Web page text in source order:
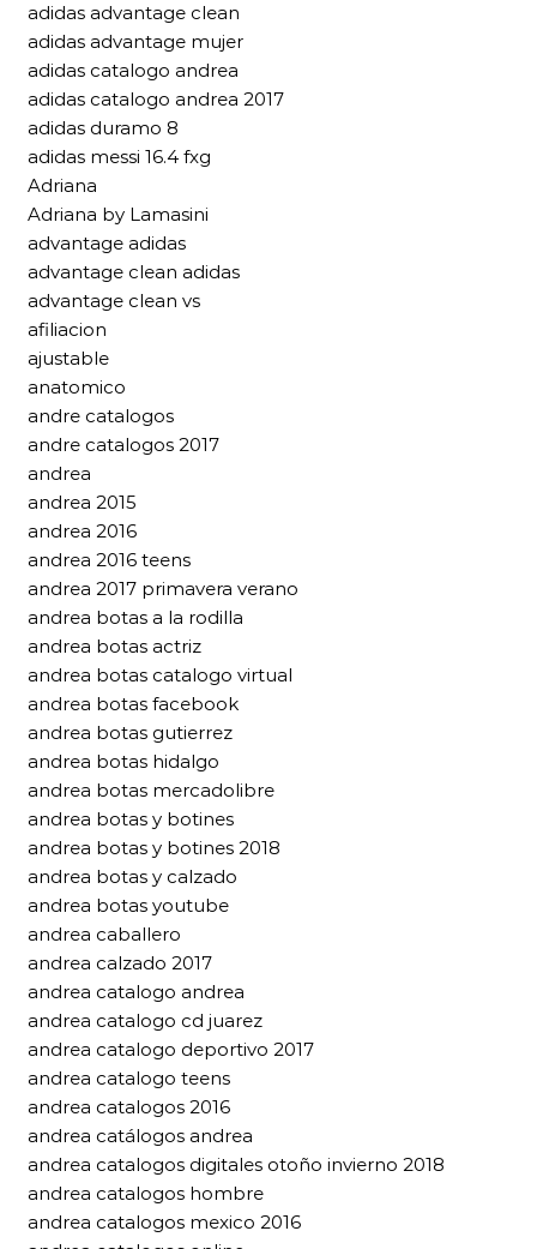
adidas advantage clean
adidas advantage mujer
adidas catalogo andrea
adidas catalogo andrea 2017
adidas duramo 8
adidas messi 16.4 fxg
Adriana
Adriana by Lamasini
advantage adidas
advantage clean adidas
advantage clean vs
afiliacion
ajustable
anatomico
andre catalogos
andre catalogos 2017
andrea
andrea 2015
andrea 2016
andrea 2016 teens
andrea 2017 primavera verano
andrea botas a la rodilla
andrea botas actriz
andrea botas catalogo virtual
andrea botas facebook
andrea botas gutierrez
andrea botas hidalgo
andrea botas mercadolibre
andrea botas y botines
andrea botas y botines 2018
andrea botas y calzado
andrea botas youtube
andrea caballero
andrea calzado 2017
andrea catalogo andrea
andrea catalogo cd juarez
andrea catalogo deportivo 2017
andrea catalogo teens
andrea catalogos 2016
andrea catálogos andrea
andrea catalogos digitales otoño invierno 2018
andrea catalogos hombre
andrea catalogos mexico 2016